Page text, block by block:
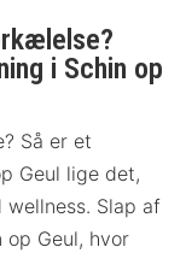
i Schin op
Så er et
Geul lige det,
Slap af
op Geul, hvor